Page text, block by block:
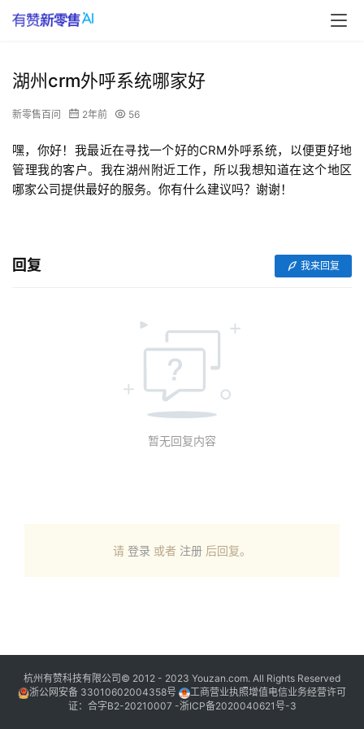
湖州crm外呼系统哪家好
新零售百问 2年前 56
嘿，你好！我最近在寻找一个好的CRM外呼系统，以便更好地
管理我的客户。我在湖州附近工作，所以我想知道在这个地区
哪家公司提供最好的服务。你有什么建议吗？谢谢！
回复 我来回复
暂无回复内容
请 登录 或者 注册 后回复。
杭州有赞科技有限公司© 2012 - 2023 Youzan.com. All Rights Reserved
浙公网安备 33010602004358号
工商营业执照增值电信业务经营许可
证：合字B2-20210007 -浙ICP备2020040621号-3